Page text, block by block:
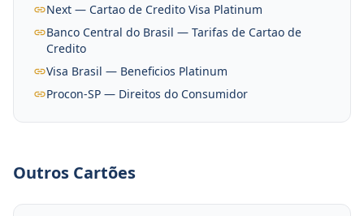
Next — Cartao de Credito Visa Platinum
Banco Central do Brasil — Tarifas de Cartao de
Credito
Visa Brasil — Beneficios Platinum
Procon-SP — Direitos do Consumidor
Outros Cartões